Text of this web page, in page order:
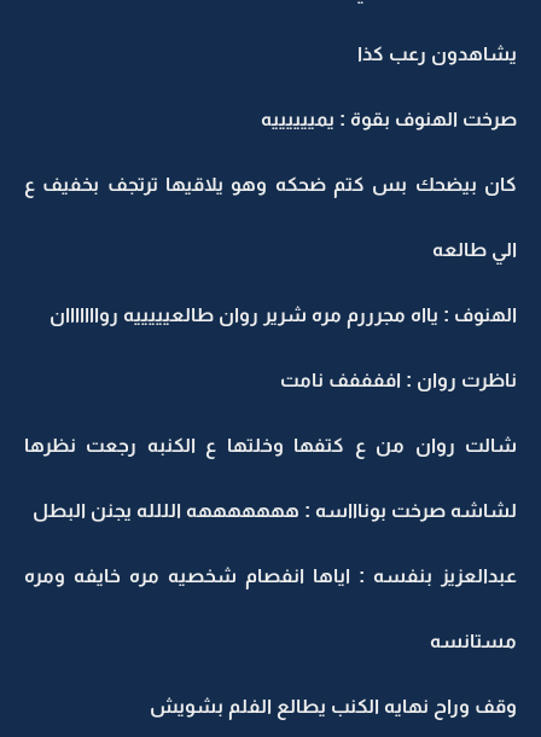
يشاهدون رعب كذا
صرخت الهنوف بقوة : يمييييييه
كان بيضحك بس كتم ضحكه وهو يلاقيها ترتجف بخفيف ع
الي طالعه
الهنوف : يااه مجرررم مره شرير روان طالعيييييه روااااااان
ناظرت روان : اففففف نامت
شالت روان من ع كتفها وخلتها ع الكنبه رجعت نظرها
لشاشه صرخت بوناااسه : هههههههه الللله يجنن البطل
عبدالعزيز بنفسه : اياها انفصام شخصيه مره خايفه ومره
مستانسه
وقف وراح نهايه الكنب يطالع الفلم بشويش